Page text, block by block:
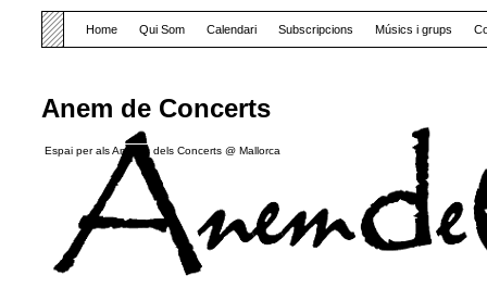
Anem de Concerts
Espai per als Amants dels Concerts @ Mallorca
Home Qui Som Calendari Subscripcions Músics i grups